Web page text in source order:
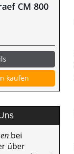
CM 800
kaufen
bei
über